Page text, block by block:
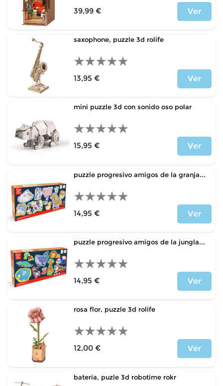
39,99 €
Ver
saxophone, puzzle 3d rolife
13,95 €
Ver
mini puzzle 3d con sonido oso polar
15,95 €
Ver
puzzle progresivo amigos de la granja...
14,95 €
Ver
puzzle progresivo amigos de la jungla...
14,95 €
Ver
rosa flor, puzzle 3d rolife
12,00 €
Ver
batería, puzle 3d robotime rokr